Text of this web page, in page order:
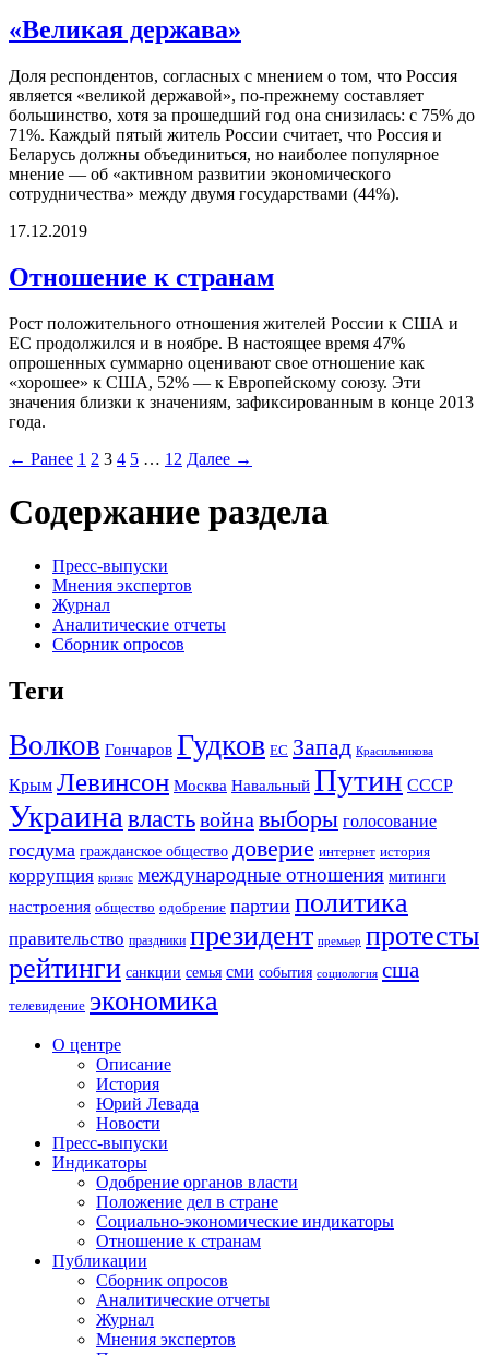
«Великая держава»
Доля респондентов, согласных с мнением о том, что Россия
является «великой державой», по-прежнему составляет
большинство, хотя за прошедший год она снизилась: с 75% до
71%. Каждый пятый житель России считает, что Россия и
Беларусь должны объединиться, но наиболее популярное
мнение — об «активном развитии экономического
сотрудничества» между двумя государствами (44%).
17.12.2019
Отношение к странам
Рост положительного отношения жителей России к США и
ЕС продолжился и в ноябре. В настоящее время 47%
опрошенных суммарно оценивают свое отношение как
«хорошее» к США, 52% — к Европейскому союзу. Эти
значения близки к значениям, зафиксированным в конце 2013
года.
← Ранее 1 2 3 4 5 … 12 Далее →
Содержание раздела
Пресс-выпуски
Мнения экспертов
Журнал
Аналитические отчеты
Сборник опросов
Теги
Волков Гончаров Гудков ЕС Запад Красильникова
Крым Левинсон Москва Навальный Путин СССР
Украина властьвойна выборы голосование
госдума гражданское общество доверие интернет история
коррупция кризис международные отношения митинги
настроения общество одобрение партии политика
правительство праздники президент премьер протесты
рейтинги санкции семья сми события социология сша
телевидение экономика
О центре
Описание
История
Юрий Левада
Новости
Пресс-выпуски
Индикаторы
Одобрение органов власти
Положение дел в стране
Социально-экономические индикаторы
Отношение к странам
Публикации
Сборник опросов
Аналитические отчеты
Журнал
Мнения экспертов